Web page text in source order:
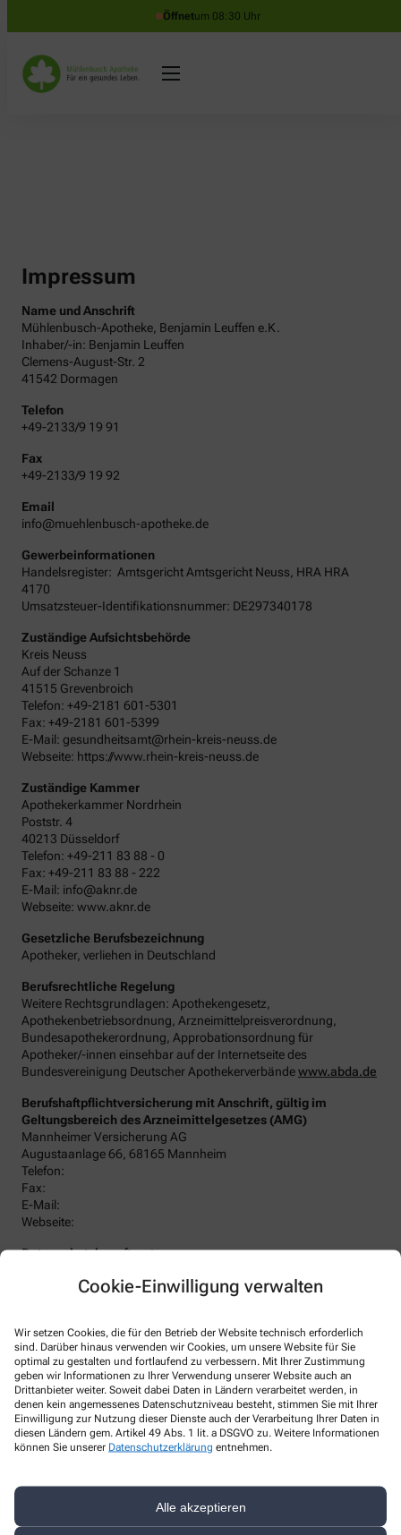
Cookie-Einwilligung verwalten
Wir setzen Cookies, die für den Betrieb der Website technisch erforderlich
sind. Darüber hinaus verwenden wir Cookies, um unsere Website für Sie
optimal zu gestalten und fortlaufend zu verbessern. Mit Ihrer Zustimmung
geben wir Informationen zu Ihrer Verwendung unserer Website auch an
Drittanbieter weiter. Soweit dabei Daten in Ländern verarbeitet werden, in
denen kein angemessenes Datenschutzniveau besteht, stimmen Sie mit Ihrer
Einwilligung zur Nutzung dieser Dienste auch der Verarbeitung Ihrer Daten in
diesen Ländern gem. Artikel 49 Abs. 1 lit. a DSGVO zu. Weitere Informationen
können Sie unserer Datenschutzerklärung entnehmen.
Alle akzeptieren
Öffnetum 08:30 Uhr
Impressum
Name und Anschrift
Mühlenbusch-Apotheke, Benjamin Leuffen e.K.
Inhaber/-in: Benjamin Leuffen
Clemens-August-Str. 2
41542 Dormagen
Telefon
+49-2133/9 19 91
Fax
+49-2133/9 19 92
Email
info@muehlenbusch-apotheke.de
Gewerbeinformationen
Handelsregister: AmtsgerichtAmtsgericht Neuss HRA HRA
4170
Umsatzsteuer-Identifikationsnummer: DE297340178
Zuständige Aufsichtsbehörde
Kreis Neuss
Auf der Schanze 1
41515 Grevenbroich
Telefon: +49-2181 601-5301
Fax: +49-2181 601-5399
E-Mail: gesundheitsamt@rhein-kreis-neuss.de
Webseite: https://www.rhein-kreis-neuss.de
Zuständige Kammer
Apothekerkammer Nordrhein
Poststr. 4
40213 Düsseldorf
Telefon: +49-211 83 88 - 0
Fax: +49-211 83 88 - 222
E-Mail: info@aknr.de
Webseite: www.aknr.de
Gesetzliche Berufsbezeichnung
Apotheker, verliehen in Deutschland
Berufsrechtliche Regelung
Weitere Rechtsgrundlagen: Apothekengesetz,
Apothekenbetriebsordnung, Arzneimittelpreisverordnung,
Bundesapothekerordnung, Approbationsordnung für
Apotheker/-innen einsehbar auf der Internetseite des
Bundesvereinigung Deutscher Apothekerverbändewww.abda.de
Berufshaftpflichtversicherung mit Anschrift, gültig im
Geltungsbereich des Arzneimittelgesetzes (AMG)
Mannheimer Versicherung AG
Augustaanlage 66, 68165 Mannheim
Telefon:
Fax:
E-Mail:
Webseite:
Datenschutzbeauftragter:
Apotheke können Sie hier erreichen:
Alter Weg 25, 58091 Hagen
Telefon:+49-2337/911778
Fax:+49-2337/911779
Email:info@dk-buero.de
Website :https://www.dk-buero.de/
Weitere Hinweise
Wir sind weder verpflichtet noch bereit, an einem
Streitbeilegungsverfahren vor einer Verbraucherschlichtungsstelle